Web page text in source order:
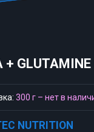
+ GLUTAMINE
300 г – нет в
NUTRITION